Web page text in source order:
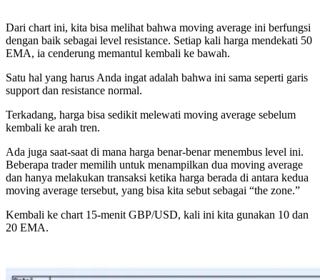
Dari chart ini, kita bisa melihat bahwa moving average ini berfungsi
dengan baik sebagai level resistance. Setiap kali harga mendekati 50
EMA, ia cenderung memantul kembali ke bawah.
Satu hal yang harus Anda ingat adalah bahwa ini sama seperti garis
support dan resistance normal.
Terkadang, harga bisa sedikit melewati moving average sebelum
kembali ke arah tren.
Ada juga saat-saat di mana harga benar-benar menembus level ini.
Beberapa trader memilih untuk menampilkan dua moving average
dan hanya melakukan transaksi ketika harga berada di antara kedua
moving average tersebut, yang bisa kita sebut sebagai “the zone.”
Kembali ke chart 15-menit GBP/USD, kali ini kita gunakan 10 dan
20 EMA.